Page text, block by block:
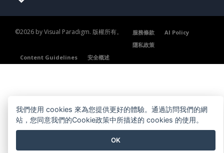
©2026 by Visual Paradigm. 版權所有。 服務條款
AI Policy
隱私政策
Content Guidelines
安全概述
我們使用 cookies 來為您提供更好的體驗。通過訪問我們的網
站，您同意我們的Cookie政策中所描述的 cookies 的使用。
OK